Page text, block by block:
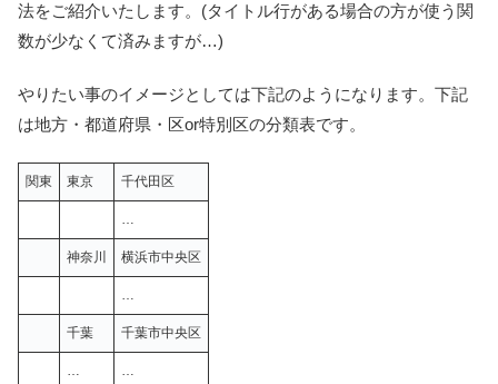
法をご紹介いたします。(タイトル行がある場合の方が使う関
数が少なくて済みますが…)
やりたい事のイメージとしては下記のようになります。下記
は地方・都道府県・区or特別区の分類表です。
関東 東京 千代田区
…
神奈川 横浜市中央区
…
千葉 千葉市中央区
… …